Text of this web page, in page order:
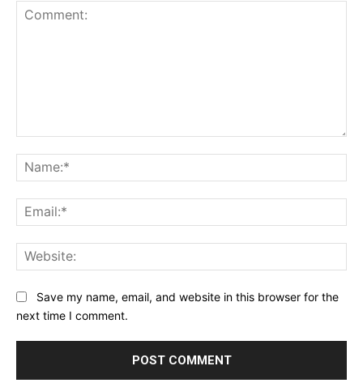
Save my name, email, and website in this browser for the
next time I comment.